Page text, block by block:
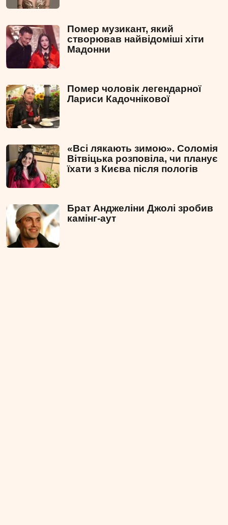
Помер музикант, який
створював найвідоміші хіти
Мадонни
Помер чоловік легендарної
Лариси Кадочнікової
«Всі лякають зимою». Соломія
Вітвіцька розповіла, чи планує
їхати з Києва після пологів
Брат Анджеліни Джолі зробив
камінг-аут